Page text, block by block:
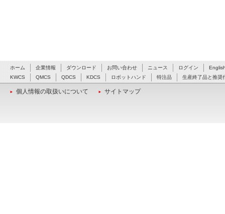
ホーム 企業情報 ダウンロード お問い合わせ ニュース ログイン
KWCS
QMCS QDCS KDCS ロボットハンド 特注品 生産終了品と推奨
個人情報の取扱いについて サイトマップ